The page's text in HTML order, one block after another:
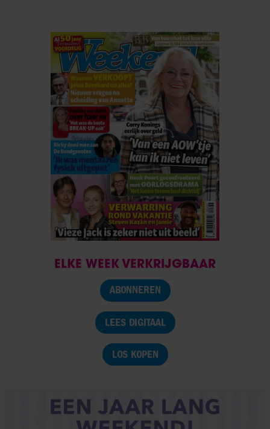
ELKE WEEK VERKRIJGBAAR
ABONNEREN
LEES DIGITAAL
LOS KOPEN